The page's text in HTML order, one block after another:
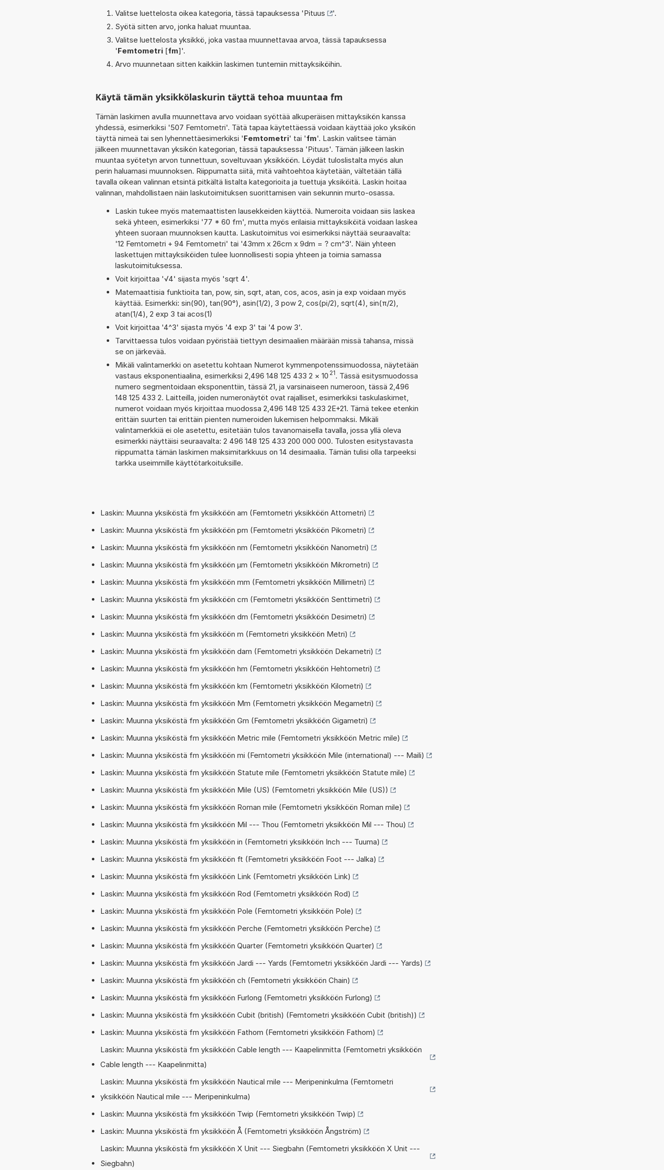
Valitse luettelosta oikea kategoria, tässä tapauksessa 'Pituus
'.
Syötä sitten arvo, jonka haluat muuntaa.
Valitse luettelosta yksikkö, joka vastaa muunnettavaa arvoa, tässä tapauksessa
'Femtometri [fm]'.
Arvo muunnetaan sitten kaikkiin laskimen tuntemiin mittayksiköihin.
Käytä tämän yksikkölaskurin täyttä tehoa muuntaa fm
Tämän laskimen avulla muunnettava arvo voidaan syöttää alkuperäisen mittayksikön kanssa
yhdessä, esimerkiksi '507 Femtometri'. Tätä tapaa käytettäessä voidaan käyttää joko yksikön
täyttä nimeä tai sen lyhennettäesimerkiksi 'Femtometri' tai 'fm'. Laskin valitsee tämän
jälkeen muunnettavan yksikön kategorian, tässä tapauksessa 'Pituus'. Tämän jälkeen laskin
muuntaa syötetyn arvon tunnettuun, soveltuvaan yksikköön. Löydät tuloslistalta myös alun
perin haluamasi muunnoksen. Riippumatta siitä, mitä vaihtoehtoa käytetään, vältetään tällä
tavalla oikean valinnan etsintä pitkältä listalta kategorioita ja tuettuja yksiköitä. Laskin hoitaa
valinnan, mahdollistaen näin laskutoimituksen suorittamisen vain sekunnin murto-osassa.
Laskin tukee myös matemaattisten lausekkeiden käyttöä. Numeroita voidaan siis laskea
sekä yhteen, esimerkiksi '77 * 60 fm', mutta myös erilaisia mittayksiköitä voidaan laskea
yhteen suoraan muunnoksen kautta. Laskutoimitus voi esimerkiksi näyttää seuraavalta:
'12 Femtometri + 94 Femtometri' tai '43mm x 26cm x 9dm = ? cm^3'. Näin yhteen
laskettujen mittayksiköiden tulee luonnollisesti sopia yhteen ja toimia samassa
laskutoimituksessa.
Voit kirjoittaa '√4' sijasta myös 'sqrt 4'.
Matemaattisia funktioita tan, pow, sin, sqrt, atan, cos, acos, asin ja exp voidaan myös
käyttää. Esimerkki: sin(90), tan(90°), asin(1/2), 3 pow 2, cos(pi/2), sqrt(4), sin(π/2),
atan(1/4), 2 exp 3 tai acos(1)
Voit kirjoittaa '4^3' sijasta myös '4 exp 3' tai '4 pow 3'.
Tarvittaessa tulos voidaan pyöristää tiettyyn desimaalien määrään missä tahansa, missä
se on järkevää.
Mikäli valintamerkki on asetettu kohtaan Numerot kymmenpotenssimuodossa, näytetään
vastaus eksponentiaalina, esimerkiksi 2,496 148 125 433 2 × 10 21. Tässä esitysmuodossa
numero segmentoidaan eksponenttiin, tässä 21, ja varsinaiseen numeroon, tässä 2,496
148 125 433 2. Laitteilla, joiden numeronäytöt ovat rajalliset, esimerkiksi taskulaskimet,
numerot voidaan myös kirjoittaa muodossa 2,496 148 125 433 2E+21. Tämä tekee etenkin
erittäin suurten tai erittäin pienten numeroiden lukemisen helpommaksi. Mikäli
valintamerkkiä ei ole asetettu, esitetään tulos tavanomaisella tavalla, jossa yllä oleva
esimerkki näyttäisi seuraavalta: 2 496 148 125 433 200 000 000. Tulosten esitystavasta
riippumatta tämän laskimen maksimitarkkuus on 14 desimaalia. Tämän tulisi olla tarpeeksi
tarkka useimmille käyttötarkoituksille.
Laskin: Muunna yksiköstä fm yksikköön am (Femtometri yksikköön Attometri)
Laskin: Muunna yksiköstä fm yksikköön pm (Femtometri yksikköön Pikometri)
Laskin: Muunna yksiköstä fm yksikköön nm (Femtometri yksikköön Nanometri)
Laskin: Muunna yksiköstä fm yksikköön µm (Femtometri yksikköön Mikrometri)
Laskin: Muunna yksiköstä fm yksikköön mm (Femtometri yksikköön Millimetri)
Laskin: Muunna yksiköstä fm yksikköön cm (Femtometri yksikköön Senttimetri)
Laskin: Muunna yksiköstä fm yksikköön dm (Femtometri yksikköön Desimetri)
Laskin: Muunna yksiköstä fm yksikköön m (Femtometri yksikköön Metri)
Laskin: Muunna yksiköstä fm yksikköön dam (Femtometri yksikköön Dekametri)
Laskin: Muunna yksiköstä fm yksikköön hm (Femtometri yksikköön Hehtometri)
Laskin: Muunna yksiköstä fm yksikköön km (Femtometri yksikköön Kilometri)
Laskin: Muunna yksiköstä fm yksikköön Mm (Femtometri yksikköön Megametri)
Laskin: Muunna yksiköstä fm yksikköön Gm (Femtometri yksikköön Gigametri)
Laskin: Muunna yksiköstä fm yksikköön Metric mile (Femtometri yksikköön Metric mile)
Laskin: Muunna yksiköstä fm yksikköön mi (Femtometri yksikköön Mile (international) --- Maili)
Laskin: Muunna yksiköstä fm yksikköön Statute mile (Femtometri yksikköön Statute mile)
Laskin: Muunna yksiköstä fm yksikköön Mile (US) (Femtometri yksikköön Mile (US))
Laskin: Muunna yksiköstä fm yksikköön Roman mile (Femtometri yksikköön Roman mile)
Laskin: Muunna yksiköstä fm yksikköön Mil --- Thou (Femtometri yksikköön Mil --- Thou)
Laskin: Muunna yksiköstä fm yksikköön in (Femtometri yksikköön Inch --- Tuuma)
Laskin: Muunna yksiköstä fm yksikköön ft (Femtometri yksikköön Foot --- Jalka)
Laskin: Muunna yksiköstä fm yksikköön Link (Femtometri yksikköön Link)
Laskin: Muunna yksiköstä fm yksikköön Rod (Femtometri yksikköön Rod)
Laskin: Muunna yksiköstä fm yksikköön Pole (Femtometri yksikköön Pole)
Laskin: Muunna yksiköstä fm yksikköön Perche (Femtometri yksikköön Perche)
Laskin: Muunna yksiköstä fm yksikköön Quarter (Femtometri yksikköön Quarter)
Laskin: Muunna yksiköstä fm yksikköön Jardi --- Yards (Femtometri yksikköön Jardi --- Yards)
Laskin: Muunna yksiköstä fm yksikköön ch (Femtometri yksikköön Chain)
Laskin: Muunna yksiköstä fm yksikköön Furlong (Femtometri yksikköön Furlong)
Laskin: Muunna yksiköstä fm yksikköön Cubit (british) (Femtometri yksikköön Cubit (british))
Laskin: Muunna yksiköstä fm yksikköön Fathom (Femtometri yksikköön Fathom)
Laskin: Muunna yksiköstä fm yksikköön Cable length --- Kaapelinmitta (Femtometri yksikköön
Cable length --- Kaapelinmitta)
Laskin: Muunna yksiköstä fm yksikköön Nautical mile --- Meripeninkulma (Femtometri
yksikköön Nautical mile --- Meripeninkulma)
Laskin: Muunna yksiköstä fm yksikköön Twip (Femtometri yksikköön Twip)
Laskin: Muunna yksiköstä fm yksikköön Å (Femtometri yksikköön Ångström)
Laskin: Muunna yksiköstä fm yksikköön X Unit --- Siegbahn (Femtometri yksikköön X Unit ---
Siegbahn)